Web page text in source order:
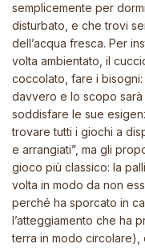
semplicemente per
disturbato, e che trovi
dell’acqua fresca. Per
volta ambientato, il
coccolato, fare i
davvero e lo scopo
soddisfare le sue
trovare tutti i giochi a
e arrangiati”, ma gli
gioco più classico: la
volta in modo da non
perché ha sporcato in
l’atteggiamento che ha
terra in modo circolare),